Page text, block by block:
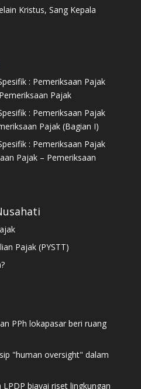
Kristus, Sang Kepala
: Pemeriksaan Pajak
Pajak
: Pemeriksaan Pajak
Pajak (Bagian I)
: Pemeriksaan Pajak
Pajak – Pemeriksaan
Pajak (PYSTT)
PPh lokapasar beri ruang
"human oversight" dalam
biayai riset lingkungan